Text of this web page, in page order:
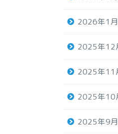
2026年1月
2025年12
2025年11
2025年10
2025年9月